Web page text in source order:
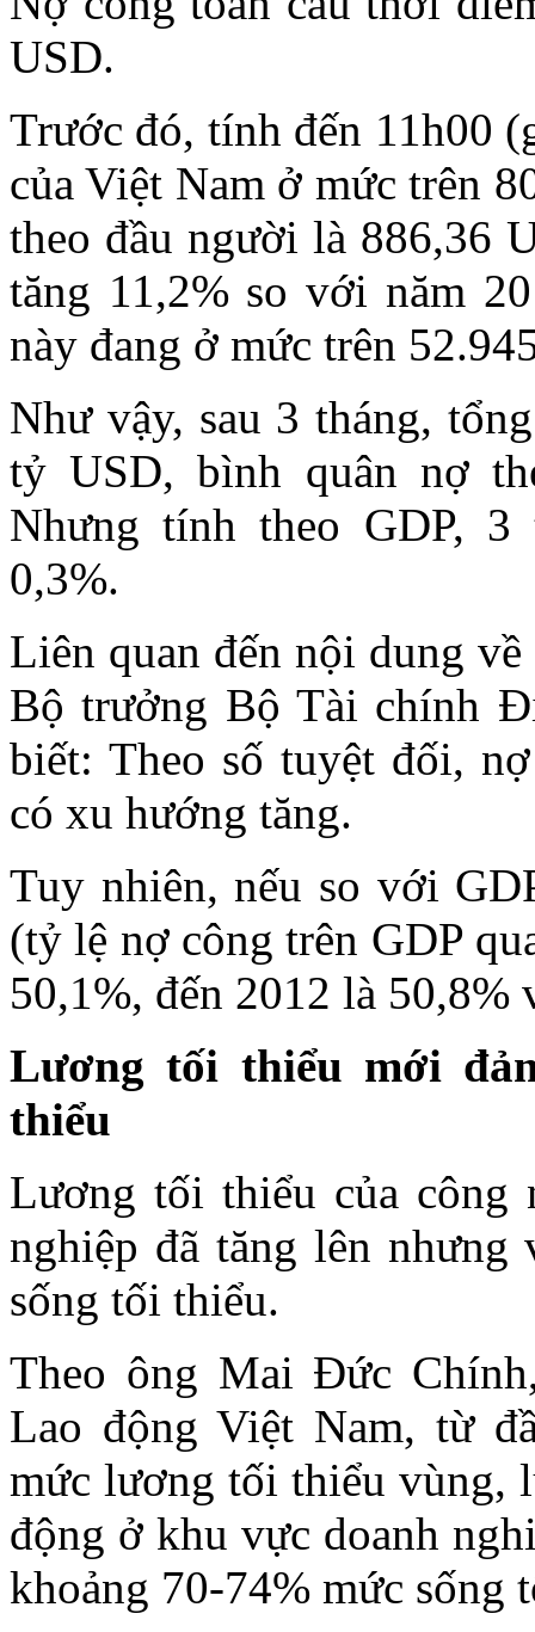
USD.
Trước đó, tính đến 11h00
của Việt Nam ở mức trên
theo đầu người là 886,36
tăng 11,2% so với năm
này đang ở mức trên
Như vậy, sau 3 tháng,
tỷ USD, bình quân nợ
Nhưng tính theo GDP,
0,3%.
Liên quan đến nội dung
Bộ trưởng Bộ Tài chính
biết: Theo số tuyệt đối,
có xu hướng tăng.
Tuy nhiên, nếu so với
(tỷ lệ nợ công trên GDP
50,1%, đến 2012 là
Lương tối thiểu mới
thiểu
Lương tối thiểu của công
nghiệp đã tăng lên nhưng
sống tối thiểu.
Theo ông Mai Đức
Lao động Việt Nam, từ
mức lương tối thiểu vùng,
động ở khu vực doanh
khoảng 70-74% mức sống